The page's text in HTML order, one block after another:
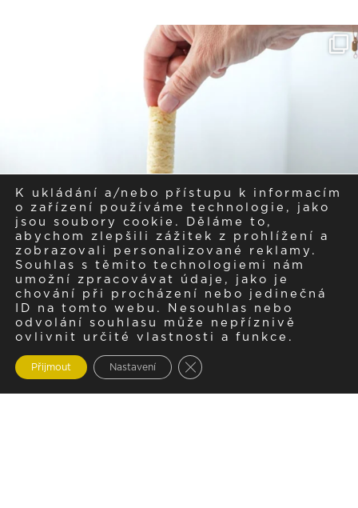
K ukládání a/nebo přístupu k informacím
o zařízení používáme technologie, jako
jsou soubory cookie. Děláme to,
abychom zlepšili zážitek z prohlížení a
zobrazovali personalizované reklamy.
Souhlas s těmito technologiemi nám
umožní zpracovávat údaje, jako je
chování při procházení nebo jedinečná
ID na tomto webu. Nesouhlas nebo
odvolání souhlasu může nepříznivě
ovlivnit určité vlastnosti a funkce.
Přijmout Nastavení Zavřít cookie lištu GDPR